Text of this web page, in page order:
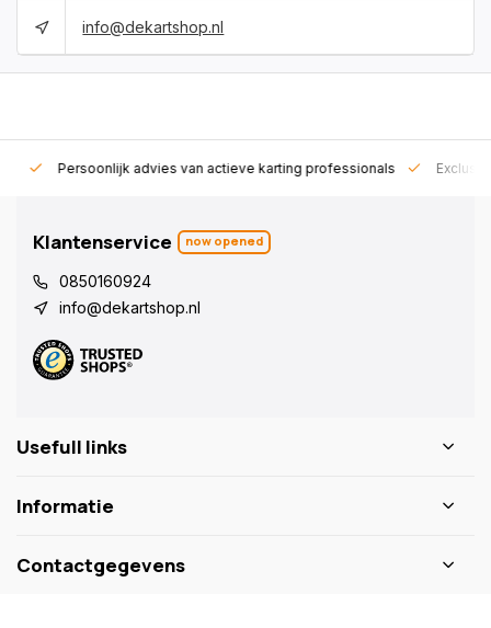
info@dekartshop.nl
Persoonlijk advies van actieve karting professionals
Klantenservice now opened
0850160924
info@dekartshop.nl
Usefull links
Informatie
Contactgegevens